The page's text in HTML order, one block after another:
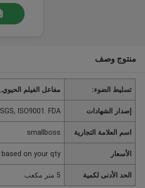
منتوج وصف
تسليط الضوء: مفاعل الفيلم الحيوي,
إصدار الشهادات SGS, ISO9001. FDA
اسم العلامة التجارية smallboss
الأسعار based on your qty
الحد الأدنى لكمية 5 متر مكعب